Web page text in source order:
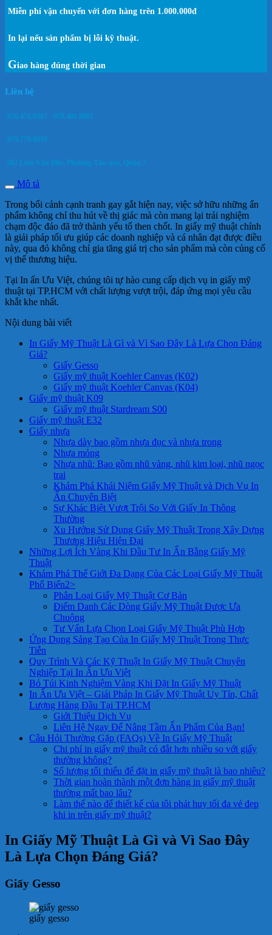
Miễn phí vận chuyển với đơn hàng trên 1.000.000đ
In lại nếu sản phẩm bị lỗi kỹ thuật.
Giao hàng đúng thời gian
Liên hệ
076.476.0567 - 079.401.8802
079.779.8019
202 Lâm Văn Bền, Phường Tân quy, Quận 7
Mô tả
Trong bối cảnh cạnh tranh gay gắt hiện nay, việc sở hữu những ấn
phẩm không chỉ thu hút về thị giác mà còn mang lại trải nghiệm
chạm độc đáo đã trở thành yếu tố then chốt. In giấy mỹ thuật chính
là giải pháp tối ưu giúp các doanh nghiệp và cá nhân đạt được điều
này, qua đó không chỉ gia tăng giá trị cho sản phẩm mà còn củng cố
vị thế thương hiệu.
Tại In ấn Ưu Việt, chúng tôi tự hào cung cấp dịch vụ in giấy mỹ
thuật tại TP.HCM với chất lượng vượt trội, đáp ứng mọi yêu cầu
khắt khe nhất.
Nội dung bài viết
In Giấy Mỹ Thuật Là Gì và Vì Sao Đây Là Lựa Chọn Đáng
Giá?
Giấy Gesso
Giấy mỹ thuật Koehler Canvas (K02)
Giấy mỹ thuật Koehler Canvas (K04)
Giấy mỹ thuật K09
Giấy mỹ thuật Stardream S00
Giấy mỹ thuật E32
Giấy nhựa
Nhựa dày bao gồm nhựa đục và nhựa trong
Nhựa mỏng
Nhựa nhũ: Bao gồm nhũ vàng, nhũ kim loại, nhũ ngọc
trai
Khám Phá Khái Niệm Giấy Mỹ Thuật và Dịch Vụ In
Ấn Chuyên Biệt
Sự Khác Biệt Vượt Trội So Với Giấy In Thông
Thường
Xu Hướng Sử Dụng Giấy Mỹ Thuật Trong Xây Dựng
Thương Hiệu Hiện Đại
Những Lợi Ích Vàng Khi Đầu Tư In Ấn Bằng Giấy Mỹ
Thuật
Khám Phá Thế Giới Đa Dạng Của Các Loại Giấy Mỹ Thuật
Phổ Biến2>
Phân Loại Giấy Mỹ Thuật Cơ Bản
Điểm Danh Các Dòng Giấy Mỹ Thuật Được Ưa
Chuộng
Tư Vấn Lựa Chọn Loại Giấy Mỹ Thuật Phù Hợp
Ứng Dụng Sáng Tạo Của In Giấy Mỹ Thuật Trong Thực
Tiễn
Quy Trình Và Các Kỹ Thuật In Giấy Mỹ Thuật Chuyên
Nghiệp Tại In Ấn Ưu Việt
Bỏ Túi Kinh Nghiệm Vàng Khi Đặt In Giấy Mỹ Thuật
In Ấn Ưu Việt – Giải Pháp In Giấy Mỹ Thuật Uy Tín, Chất
Lượng Hàng Đầu Tại TP.HCM
Giới Thiệu Dịch Vụ
Liên Hệ Ngay Để Nâng Tầm Ấn Phẩm Của Bạn!
Câu Hỏi Thường Gặp (FAQs) Về In Giấy Mỹ Thuật
Chi phí in giấy mỹ thuật có đắt hơn nhiều so với giấy
thường không?
Số lượng tối thiểu để đặt in giấy mỹ thuật là bao nhiêu?
Thời gian hoàn thành một đơn hàng in giấy mỹ thuật
thường mất bao lâu?
Làm thế nào để thiết kế của tôi phát huy tối đa vẻ đẹp
khi in trên giấy mỹ thuật?
In Giấy Mỹ Thuật Là Gì và Vì Sao Đây
Là Lựa Chọn Đáng Giá?
Giấy Gesso
giấy gesso